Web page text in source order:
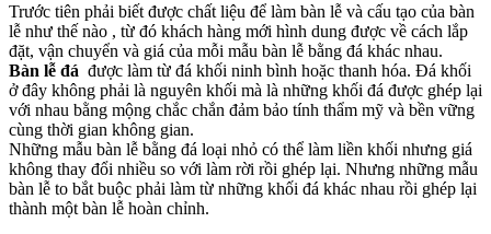
Trước tiên phải biết được chất liệu để làm bàn lễ và cấu tạo của bàn
lễ như thế nào , từ đó khách hàng mới hình dung được về cách lắp
đặt, vận chuyển và giá của mỗi mẫu bàn lễ bằng đá khác nhau.
Bàn lễ đá được làm từ đá khối ninh bình hoặc thanh hóa. Đá khối
ở đây không phải là nguyên khối mà là những khối đá được ghép lại
với nhau bằng mộng chắc chắn đảm bảo tính thẩm mỹ và bền vững
cùng thời gian không gian.
Những mẫu bàn lễ bằng đá loại nhỏ có thể làm liền khối nhưng giá
không thay đổi nhiều so với làm rời rồi ghép lại. Nhưng những mẫu
bàn lễ to bắt buộc phải làm từ những khối đá khác nhau rồi ghép lại
thành một bàn lễ hoàn chỉnh.